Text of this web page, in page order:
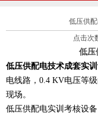
低压供
点击次
低压
低压供配电技术成套实
电线路，0.4 KV电压等
现场。
低压供配电实训考核设